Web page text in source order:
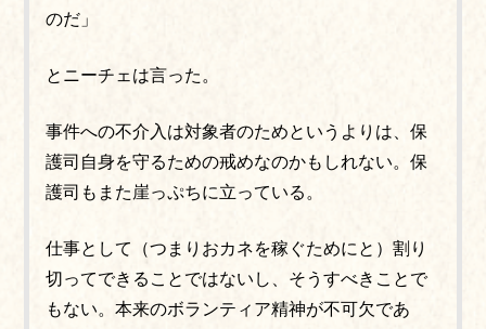
のだ」
とニーチェは言った。
事件への不介入は対象者のためというよりは、保
護司自身を守るための戒めなのかもしれない。保
護司もまた崖っぷちに立っている。
仕事として（つまりおカネを稼ぐためにと）割り
切ってできることではないし、そうすべきことで
もない。本来のボランティア精神が不可欠であ